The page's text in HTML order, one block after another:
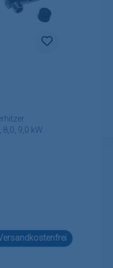
9,0 kW